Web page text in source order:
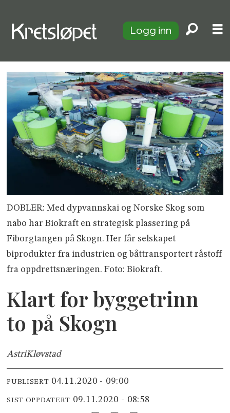
Logg inn
DOBLER: Med dypvannskai og Norske Skog som
nabo har Biokraft en strategisk plassering på
Fiborgtangen på Skogn. Her får selskapet
biprodukter fra industrien og båttransportert råstoff
fra oppdrettsnæringen. Foto: Biokraft.
Klart for byggetrinn
to på Skogn
AstriKløvstad
PUBLISERT 04.11.2020 - 09:00
SIST OPPDATERT 09.11.2020 - 08:58